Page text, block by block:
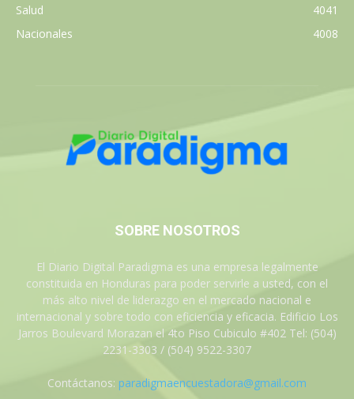
Salud
4041
Nacionales
4008
SOBRE NOSOTROS
El Diario Digital Paradigma es una empresa legalmente
constituida en Honduras para poder servirle a usted, con el
más alto nivel de liderazgo en el mercado nacional e
internacional y sobre todo con eficiencia y eficacia. Edificio Los
Jarros Boulevard Morazan el 4to Piso Cubiculo #402 Tel: (504)
2231-3303 / (504) 9522-3307
Contáctanos: paradigmaencuestadora@gmail.com